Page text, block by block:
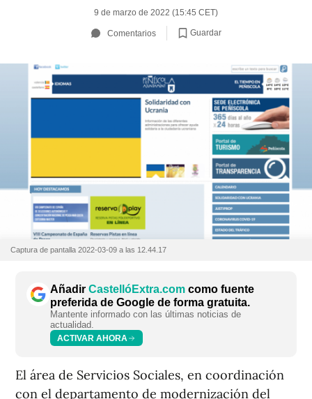
9 de marzo de 2022 (15:45 CET)
Comentarios Guardar
Captura de pantalla 2022-03-09 a las 12.44.17
Añadir CastellóExtra.com como fuente
preferida de Google de forma gratuita.
Mantente informado con las últimas noticias de
actualidad.
ACTIVAR AHORA
El área de Servicios Sociales, en coordinación
con el departamento de modernización del